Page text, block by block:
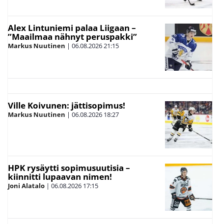
Alex Lintuniemi palaa Liigaan –
”Maailmaa nähnyt peruspakki”
Markus Nuutinen | 06.08.202621:15
Ville Koivunen: jättisopimus!
Markus Nuutinen | 06.08.2026 18:27
HPK rysäytti sopimusuutisia –
kiinnitti lupaavan nimen!
Joni Alatalo | 06.08.2026 17:15